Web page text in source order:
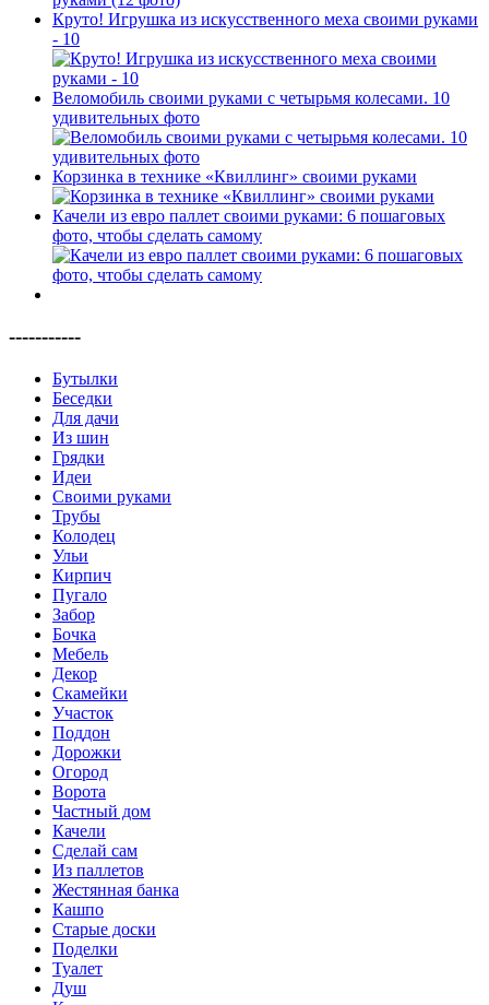
Круто! Игрушка из искусственного меха своими руками
- 10
Веломобиль своими руками с четырьмя колесами. 10
удивительных фото
Корзинка в технике «Квиллинг» своими руками
Качели из евро паллет своими руками: 6 пошаговых
фото, чтобы сделать самому
-----------
Бутылки
Беседки
Для дачи
Из шин
Грядки
Идеи
Своими руками
Трубы
Колодец
Ульи
Кирпич
Пугало
Забор
Бочка
Мебель
Декор
Скамейки
Участок
Поддон
Дорожки
Огород
Ворота
Частный дом
Качели
Сделай сам
Из паллетов
Жестянная банка
Кашпо
Старые доски
Поделки
Туалет
Душ